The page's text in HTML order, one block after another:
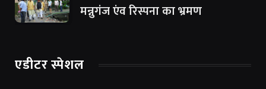
मन्नुगंज एंव रिस्पना का भ्रमण
एडीटर स्पेशल